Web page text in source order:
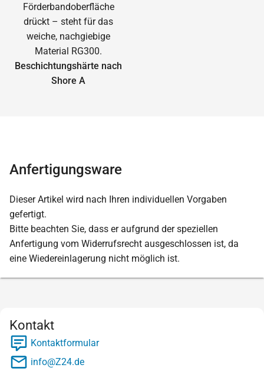
Beschichtungshärte nach
Shore A
Anfertigungsware
Dieser Artikel wird nach Ihren individuellen Vorgaben
gefertigt.
Bitte beachten Sie, dass er aufgrund der speziellen
Anfertigung vom Widerrufsrecht ausgeschlossen ist, da
eine Wiedereinlagerung nicht möglich ist.
Kontakt
Kontaktformular
info@Z24.de